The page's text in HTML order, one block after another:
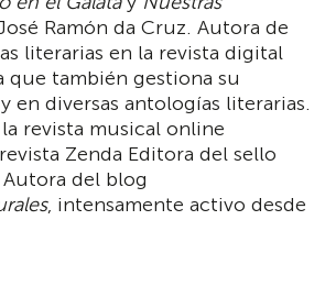
Ramón da Cruz. Autora de
literarias en la revista digital
que también gestiona su
en diversas antologías literarias.
revista musical online
Zenda Editora del sello
del blog
, intensamente activo desde